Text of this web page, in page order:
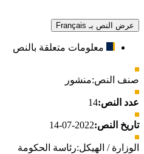
عرض النص بـ Français
معلومات متعلقة بالنص
صنف النص:منشور
عدد النص:14
تاريخ النص:2022-07-14
الوزارة / الهيكل:رئاسة الحكومة